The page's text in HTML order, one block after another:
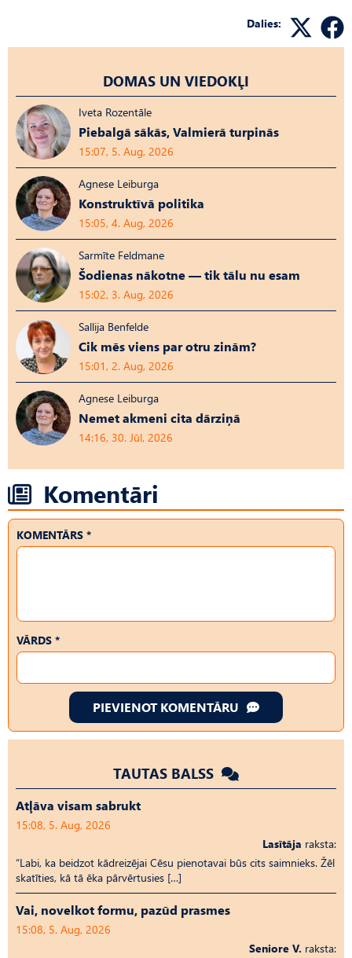
Dalies:
DOMAS UN VIEDOKĻI
Iveta Rozentāle
Piebalgā sākās, Valmierā turpinās
15:07, 5. Aug, 2026
Agnese Leiburga
Konstruktīvā politika
15:05, 4. Aug, 2026
Sarmīte Feldmane
Šodienas nākotne — tik tālu nu esam
15:02, 3. Aug, 2026
Sallija Benfelde
Cik mēs viens par otru zinām?
15:01, 2. Aug, 2026
Agnese Leiburga
Nemet akmeni cita dārziņā
14:16, 30. Jūl, 2026
Komentāri
KOMENTĀRS *
VĀRDS *
PIEVIENOT KOMENTĀRU
TAUTAS BALSS
Atļāva visam sabrukt
15:08, 5. Aug, 2026
Lasītāja raksta:
“Labi, ka beidzot kādreizējai Cēsu pienotavai būs cits saimnieks. Žēl
skatīties, kā tā ēka pārvērtusies […]
Vai, novelkot formu, pazūd prasmes
15:08, 5. Aug, 2026
Seniore V. raksta: